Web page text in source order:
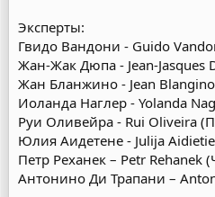
Эксперты:
Гвидо Вандони - Guido
Жан-Жак Дюпа - Jean-Jasques
Жан Бланжино - Jean
Иоланда Наглер - Yolanda
Руи Оливейра - Rui Oliveira
Юлия Аидетене - Julija
Петр Реханек – Petr Rehanek
Антонино Ди Трапани –